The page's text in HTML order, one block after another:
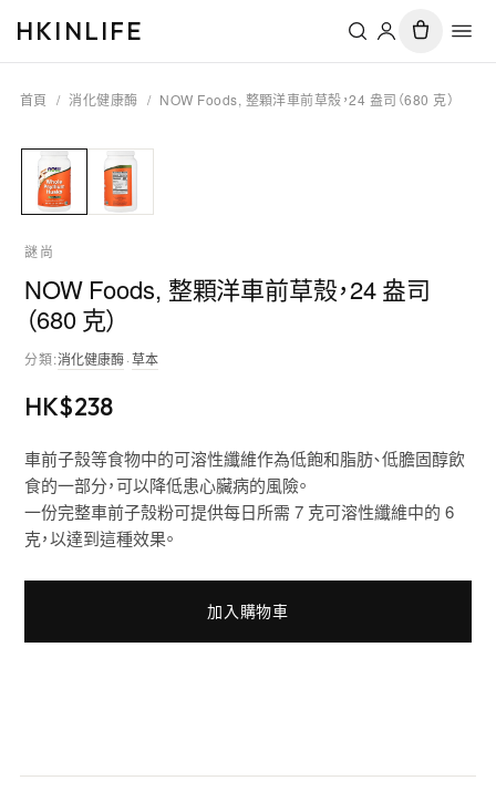
HKINLIFE
首頁 / 消化健康酶 / NOW Foods, 整顆洋車前草殼，24 盎司（680 克）
謎尚
NOW Foods, 整顆洋車前草殼，24 盎司
（680 克）
分類:消化健康酶·草本
HK$238
車前子殼等食物中的可溶性纖維作為低飽和脂肪、低膽固醇飲
食的一部分，可以降低患心臟病的風險。
一份完整車前子殼粉可提供每日所需 7 克可溶性纖維中的 6
克，以達到這種效果。
加入購物車